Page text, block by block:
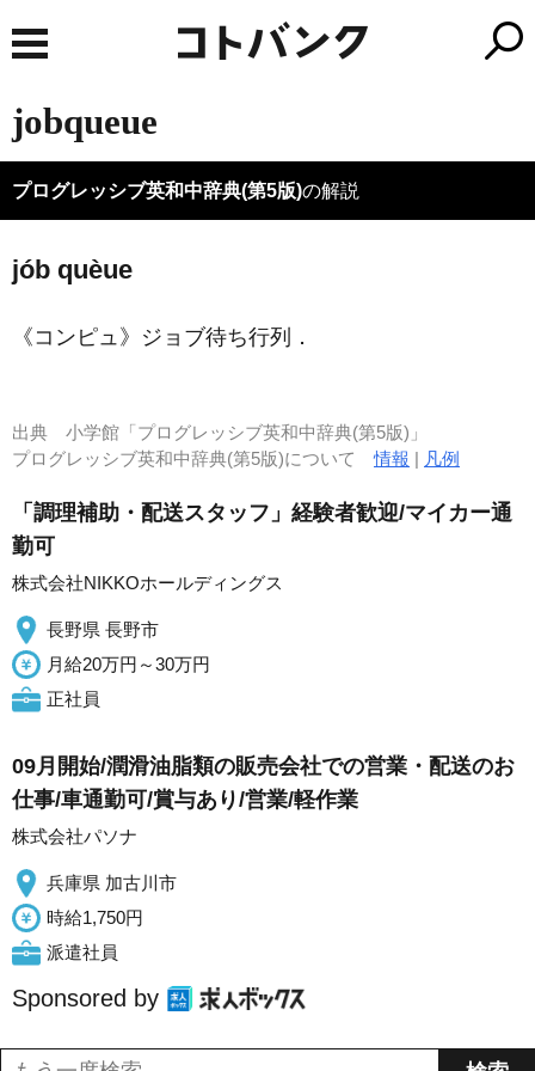
jobqueue
プログレッシブ英和中辞典(第5版)の解説
jób quèue
《コンピュ》 ジョブ待ち行列 ．
出典 小学館「プログレッシブ英和中辞典(第5版)」
プログレッシブ英和中辞典(第5版)について情報 | 凡例
「調理補助・配送スタッフ」経験者歓迎/マイカー通
勤可
株式会社NIKKOホールディングス
長野県 長野市
月給20万円～30万円
正社員
09月開始/潤滑油脂類の販売会社での営業・配送のお
仕事/車通勤可/賞与あり/営業/軽作業
株式会社パソナ
兵庫県 加古川市
時給1,750円
派遣社員
Sponsored by